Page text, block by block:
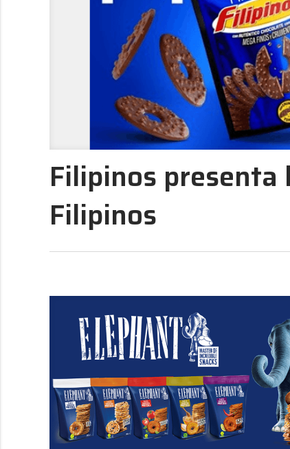
Filipinos presenta
Filipinos